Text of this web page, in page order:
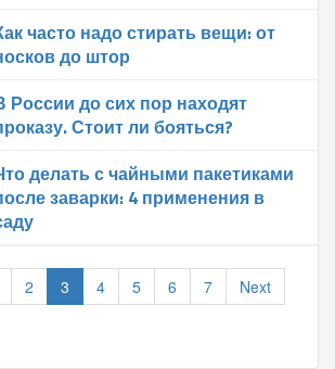
часто надо стирать вещи: от
до штор
России до сих пор находят
Стоит ли бояться?
делать с чайными пакетиками
заварки: 4 применения в
2 3 4 5 6 7
Next